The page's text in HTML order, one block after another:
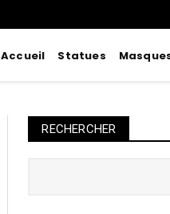
Accueil Statues
RECHERCHER